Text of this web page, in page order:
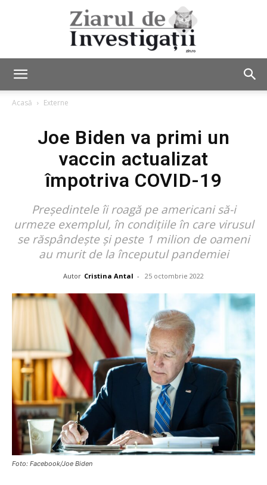
de
Acasă Externe
Joe Biden va primi un
vaccin actualizat
împotriva COVID-19
Președintele îi roagă pe americani să-i
urmeze exemplul, în condițiile în care virusul
se răspândește și peste 1 milion de oameni
au murit de la începutul pandemiei
Autor Cristina Antal - 25 octombrie 2022
Foto: Facebook/Joe Biden